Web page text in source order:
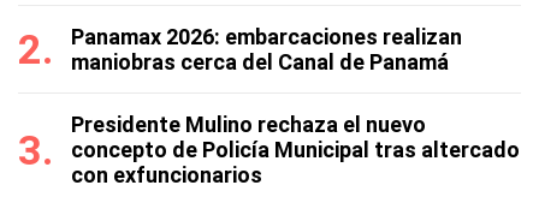
Panamax 2026: embarcaciones realizan
maniobras cerca del Canal de Panamá
Presidente Mulino rechaza el nuevo
concepto de Policía Municipal tras altercado
con exfuncionarios